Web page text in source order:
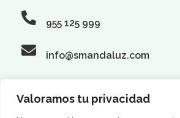
Valoramos tu privacidad
955 125 999
info@smandaluz.com